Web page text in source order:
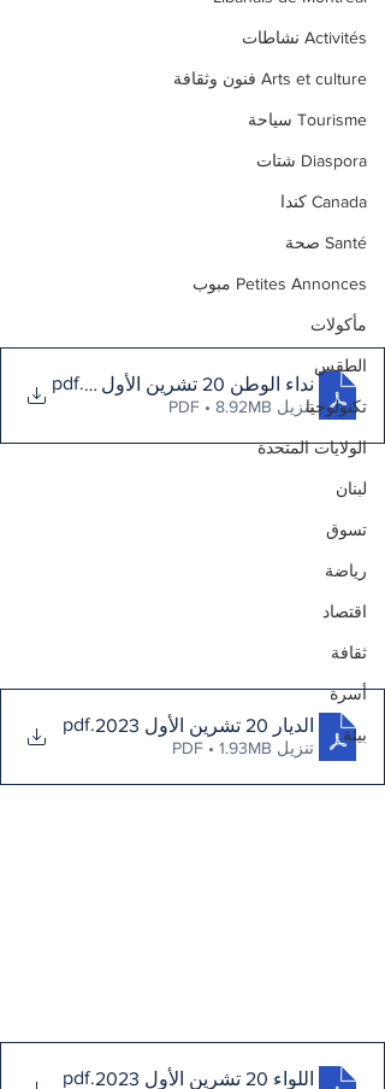
Activités نشاطات
Arts et culture فنون وثقافة
Tourisme سياحة
Diaspora شتات
Canada كندا
Santé صحة
Petites Annonces مبوب
مأكولات
الطقس
تكنولوجيا
الولايات المتحدة
لبنان
تسوق
رياضة
اقتصاد
ثقافة
أسرة
بيئة
نداء الوطن 20 تشرين الأول 2023 .pdf
تنزيل PDF • 8.92MB
الديار 20 تشرين الأول 2023 .pdf
تنزيل PDF • 1.93MB
اللواء 20 تشرين الأول 2023 .pdf